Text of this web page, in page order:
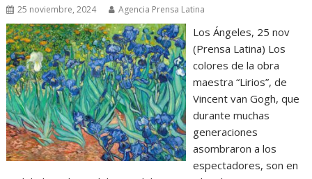
25 noviembre, 2024 Agencia Prensa Latina
Los Ángeles, 25 nov
(Prensa Latina) Los
colores de la obra
maestra “Lirios”, de
Vincent van Gogh, que
durante muchas
generaciones
asombraron a los
espectadores, son en